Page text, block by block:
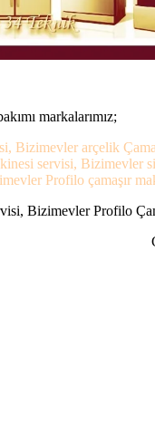
markalarımız;
Bizimevler arçelik
servisi, Bizimevler
Profilo çamaşır
Bizimevler Profilo